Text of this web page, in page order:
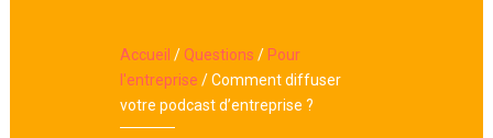
Accueil / Questions / Pour
l'entreprise /Comment diffuser
votre podcast d’entreprise ?